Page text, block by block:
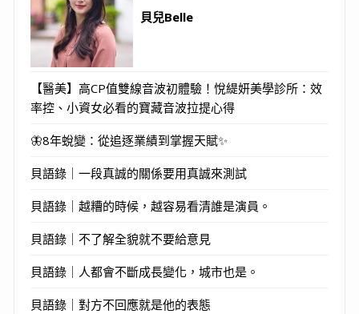
貝兒Belle
【醫美】高CP值雙線音波初體驗！悅緹妍美學診所：效
率控、小資女必看的寶藏音波拉提心得
🦋8年蛻變：從追逐業績到掌握天賦✨
貝語錄｜一段真誠的關係要用真誠來測試
貝語錄｜越糟的時候，越容易看清誰是演員。
貝語錄｜不了解全貌就不要給意見
貝語錄｜人都會不斷成長變化，城市也是。
貝語錄｜對方不回應就是他的表態